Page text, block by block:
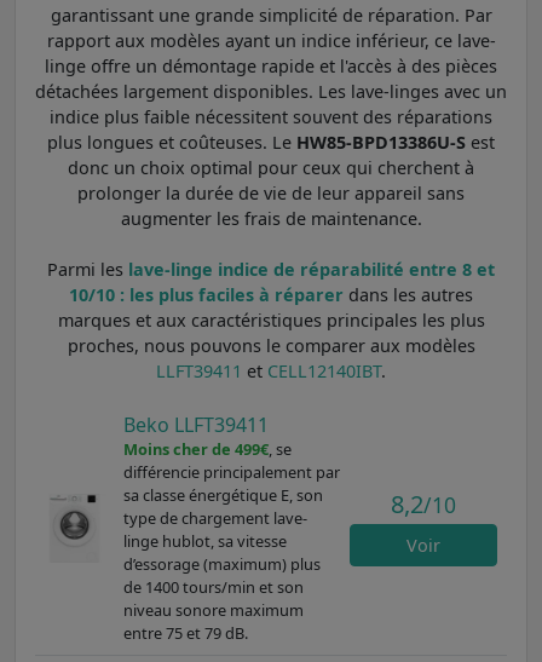
garantissant une grande simplicité de réparation. Par
rapport aux modèles ayant un indice inférieur, ce lave-
linge offre un démontage rapide et l'accès à des pièces
détachées largement disponibles. Les lave-linges avec un
indice plus faible nécessitent souvent des réparations
plus longues et coûteuses. Le HW85-BPD13386U-S est
donc un choix optimal pour ceux qui cherchent à
prolonger la durée de vie de leur appareil sans
augmenter les frais de maintenance.
Parmi les lave-linge indice de réparabilité entre 8 et
10/10 : les plus faciles à réparer dans les autres
marques et aux caractéristiques principales les plus
proches, nous pouvons le comparer aux modèles
LLFT39411 et CELL12140IBT.
Beko LLFT39411
Moins cher de 499€, se
différencie principalement par
sa classe énergétique E, son
type de chargement lave-
linge hublot, sa vitesse
d’essorage (maximum) plus
de 1400 tours/min et son
niveau sonore maximum
entre 75 et 79 dB.
8,2/10
Voir